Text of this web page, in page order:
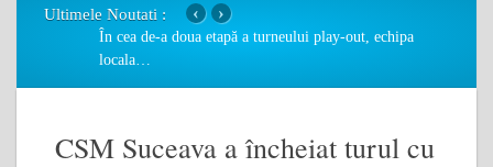
Ultimele Noutati :
În cea de-a doua etapă a turneului play-out, echipa
locala
›
‹
CSM Suceava a încheiat turul cu